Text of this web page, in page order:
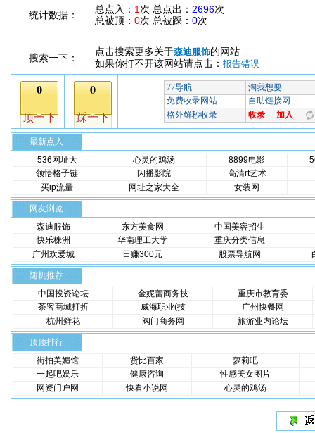
统计数据：
总点入： 1 次 总点出： 2696次
总被顶： 0次 总被踩： 0次
搜索一下：
点击搜索更多关于森迪服饰的网站
如果你打不开该网站请点击： 报告错误
最新点入
536网址大
心灵的鸡汤 8899电影
领悟格子链
闪播影院
高清rt艺术
买ip流量
网址之家大全 女装网
网友浏览
森迪服饰
东方美食网
中国美容招生
快乐株洲
华南理工大学
重庆分类信息
广州欢爱城
日赚300元 股票导航网
随机推荐
中国投资论坛
金妮蕾商务技
重庆市教育委
茶客商城打折
威海职业(技
广州快餐网
杭州鲜花
阀门商务网 旅游业内论坛
顶顶排行
街拍美媚馆
货比百家
萝莉吧
一起吧娱乐
健康咨询
性感美女图片
网资门户网
快看小说网 心灵的鸡汤